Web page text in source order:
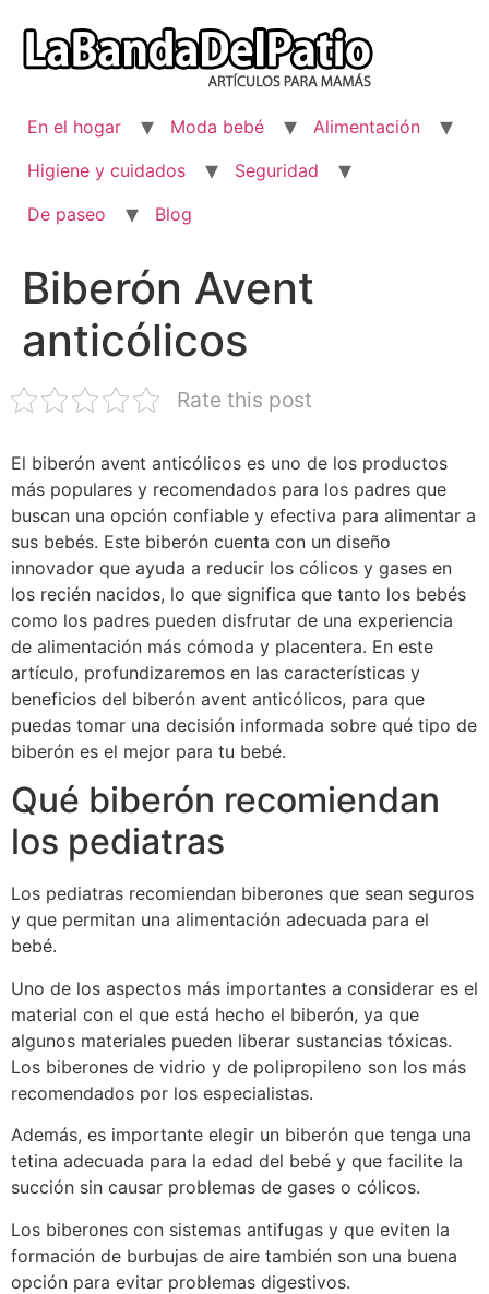
contenido
En el hogar Moda bebé
Alimentación
Higiene y cuidados
Seguridad
De paseo
Blog
Biberón Avent
anticólicos
Rate this post
El biberón avent anticólicos es uno de los productos
más populares y recomendados para los padres que
buscan una opción confiable y efectiva para alimentar a
sus bebés. Este biberón cuenta con un diseño
innovador que ayuda a reducir los cólicos y gases en
los recién nacidos, lo que significa que tanto los bebés
como los padres pueden disfrutar de una experiencia
de alimentación más cómoda y placentera. En este
artículo, profundizaremos en las características y
beneficios del biberón avent anticólicos, para que
puedas tomar una decisión informada sobre qué tipo de
biberón es el mejor para tu bebé.
Qué biberón recomiendan
los pediatras
Los pediatras recomiendan biberones que sean seguros
y que permitan una alimentación adecuada para el
bebé.
Uno de los aspectos más importantes a considerar es el
material con el que está hecho el biberón, ya que
algunos materiales pueden liberar sustancias tóxicas.
Los biberones de vidrio y de polipropileno son los más
recomendados por los especialistas.
Además, es importante elegir un biberón que tenga una
tetina adecuada para la edad del bebé y que facilite la
succión sin causar problemas de gases o cólicos.
Los biberones con sistemas antifugas y que eviten la
formación de burbujas de aire también son una buena
opción para evitar problemas digestivos.